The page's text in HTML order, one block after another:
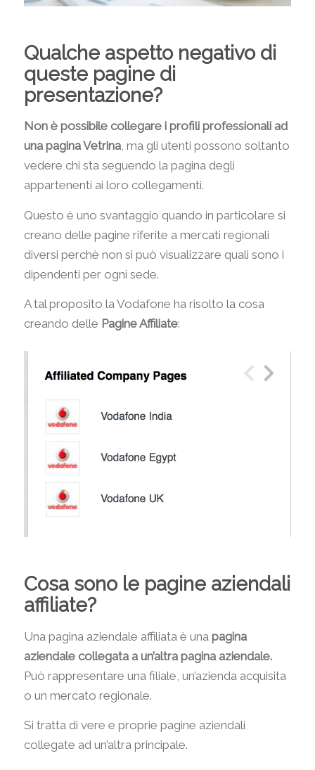
Qualche aspetto negativo di
queste pagine di
presentazione?
Non è possibile collegare i profili professionali ad
una pagina Vetrina, ma gli utenti possono soltanto
vedere chi sta seguendo la pagina degli
appartenenti ai loro collegamenti.
Questo è uno svantaggio quando in particolare si
creano delle pagine riferite a mercati regionali
diversi perchè non si può visualizzare quali sono i
dipendenti per ogni sede.
A tal proposito la Vodafone ha risolto la cosa
creando delle Pagine Affiliate:
Cosa sono le pagine aziendali
affiliate?
Una pagina aziendale affiliata è una pagina
aziendale collegata a un’altra pagina aziendale.
Può rappresentare una filiale, un’azienda acquisita
o un mercato regionale.
Si tratta di vere e proprie pagine aziendali
collegate ad un’altra principale.